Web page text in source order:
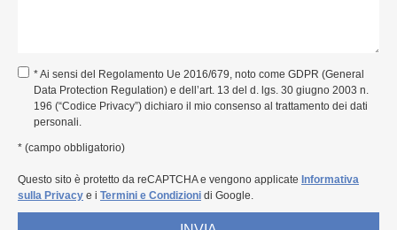
* Ai sensi del Regolamento Ue 2016/679, noto come GDPR (General
Data Protection Regulation) e dell’art. 13 del d. lgs. 30 giugno 2003 n.
196 (“Codice Privacy”) dichiaro il mio consenso al trattamento dei dati
personali.
* (campo obbligatorio)
Questo sito è protetto da reCAPTCHA e vengono applicate Informativa
sulla Privacy e i Termini e Condizioni di Google.